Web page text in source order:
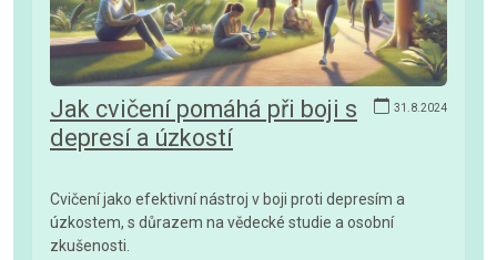
31.8.2024
Jak cvičení pomáhá při boji s
depresí a úzkostí
Cvičení jako efektivní nástroj v boji proti depresím a
úzkostem, s důrazem na vědecké studie a osobní
zkušenosti.